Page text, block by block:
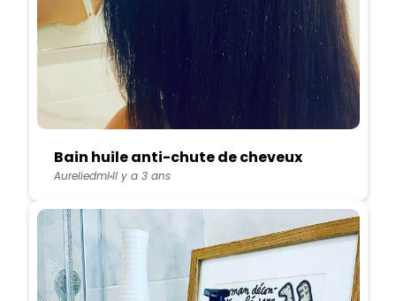
Bain huile anti-chute de cheveux
AureliedmlIl y a 3 ans